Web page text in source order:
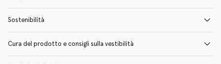
Sostenibilità
Cura del prodotto e consigli sulla vestibilità